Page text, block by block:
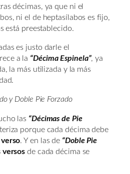
décimas, ya que ni el
ni el de heptasílabos es fijo,
está preestablecido.
es justo darle el
a la “Décima Espinela”, ya
la más utilizada y la más
y Doble Pie Forzado
las “Décimas de Pie
porque cada décima debe
. Y en las de “Doble Pie
versos de cada décima se